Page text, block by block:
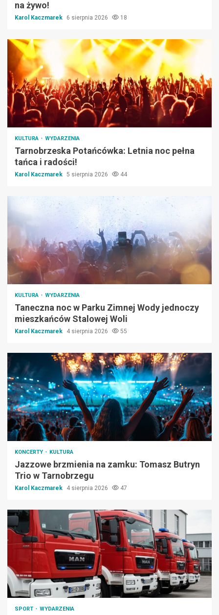
na żywo!
Karol Kaczmarek 6 sierpnia 2026 18
KULTURA WYDARZENIA
Tarnobrzeska Potańcówka: Letnia noc pełna
tańca i radości!
Karol Kaczmarek 5 sierpnia 2026 44
KULTURA WYDARZENIA
Taneczna noc w Parku Zimnej Wody jednoczy
mieszkańców Stalowej Woli
Karol Kaczmarek 4 sierpnia 2026 55
KONCERTY KULTURA
Jazzowe brzmienia na zamku: Tomasz Butryn
Trio w Tarnobrzegu
Karol Kaczmarek 4 sierpnia 2026 47
SPORT WYDARZENIA